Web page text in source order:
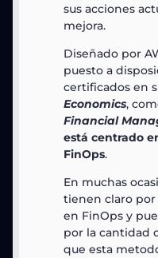
sus acciones
mejora.
Diseñado por
puesto a
certificados en
Economics,
Financial
está centrado
FinOps.
En muchas
tienen claro
en FinOps y
por la cantidad
que esta